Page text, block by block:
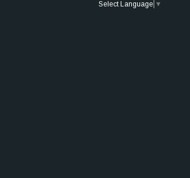
Select Language ▼